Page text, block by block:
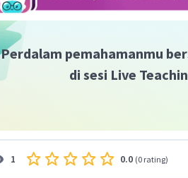
Karena perbedaan temperatur
menjadi air.
Dengan demikian, kalimat yang
Perdalam pemahamanmu
di sesi Live
1 0.0 (0 rating)